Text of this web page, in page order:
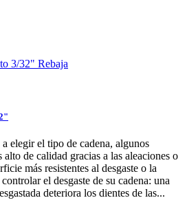
Rebaja
elegir el tipo de cadena, algunos
de calidad gracias a las aleaciones o
más resistentes al desgaste o la
el desgaste de su cadena: una
deteriora los dientes de las...